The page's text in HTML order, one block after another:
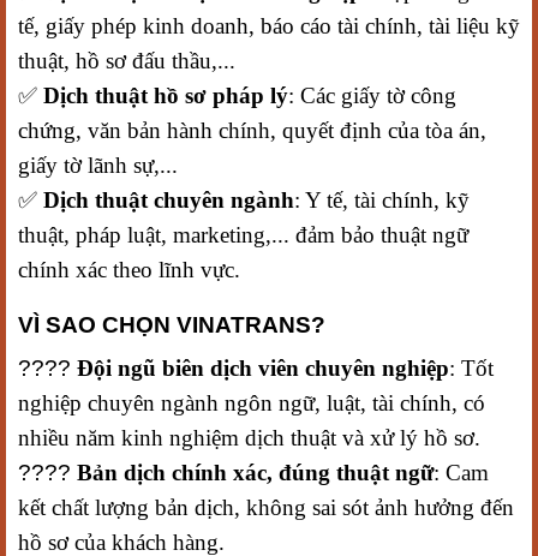
tế, giấy phép kinh doanh, báo cáo tài chính, tài liệu kỹ
thuật, hồ sơ đấu thầu,...
✅ Dịch thuật hồ sơ pháp lý: Các giấy tờ công
chứng, văn bản hành chính, quyết định của tòa án,
giấy tờ lãnh sự,...
✅ Dịch thuật chuyên ngành: Y tế, tài chính, kỹ
thuật, pháp luật, marketing,... đảm bảo thuật ngữ
chính xác theo lĩnh vực.
VÌ SAO CHỌN VINATRANS?
???? Đội ngũ biên dịch viên chuyên nghiệp: Tốt
nghiệp chuyên ngành ngôn ngữ, luật, tài chính, có
nhiều năm kinh nghiệm dịch thuật và xử lý hồ sơ.
???? Bản dịch chính xác, đúng thuật ngữ: Cam
kết chất lượng bản dịch, không sai sót ảnh hưởng đến
hồ sơ của khách hàng.